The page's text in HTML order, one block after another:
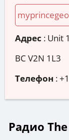
Адрес : Unit
BC V2N 1L3
Телефон :
Радио